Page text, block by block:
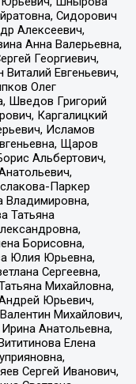
Сидорович
Алексеевич,
Анна Валерьевна,
Георгиевич,
Евгеньевич,
Олег
Шведов Григорий
Каргалицкий
Исламов
Щаров
Альбертович,
Паркер
Владимировна,
Татьяна
Борисовна,
Юлия Юрьевна,
Сергеевна,
Михайловна,
Юрьевич,
Михайлович,
Анатольевна,
Елена
Сергей Иванович,